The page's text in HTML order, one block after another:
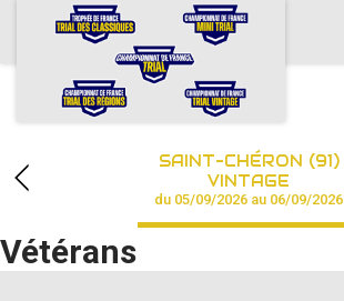
ACCUEIL
CALENDRIER
CHAMPIONNAT
RÉSULTATS
PHOTOS / VIDÉOS
SAINT-CHÉRON (91)
VINTAGE
du 05/09/2026 au 06/09/2026
Vétérans